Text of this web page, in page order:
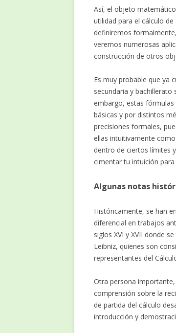
Así, el objeto
utilidad para el cálculo
definiremos
veremos numerosas
construcción de otros
Es muy probable que ya
secundaria y bachillerato
embargo, estas fórmulas
básicas y por distintos
precisiones formales,
ellas intuitivamente
dentro de ciertos límites
cimentar tu intuición
Algunas notas
Históricamente, se han
diferencial en trabajos
siglos XVI y XVII donde
Leibniz, quienes son
representantes del
Otra persona
comprensión sobre la
de partida del cálculo
introducción y